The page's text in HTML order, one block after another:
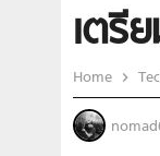
เตรี
Home